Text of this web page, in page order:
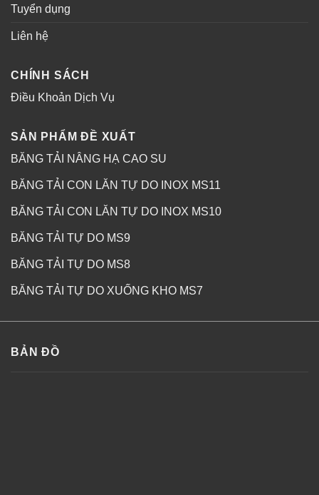
Tuyển dụng
Liên hệ
CHÍNH SÁCH
Điều Khoản Dịch Vụ
SẢN PHẨM ĐỀ XUẤT
BĂNG TẢI NÂNG HẠ CAO SU
BĂNG TẢI CON LĂN TỰ DO INOX MS11
BĂNG TẢI CON LĂN TỰ DO INOX MS10
BĂNG TẢI TỰ DO MS9
BĂNG TẢI TỰ DO MS8
BĂNG TẢI TỰ DO XUỐNG KHO MS7
BẢN ĐỒ